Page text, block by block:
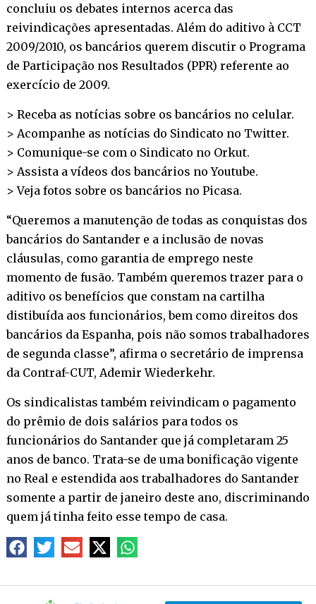
concluiu os debates internos acerca das
reivindicações apresentadas. Além do aditivo à CCT
2009/2010, os bancários querem discutir o Programa
de Participação nos Resultados (PPR) referente ao
exercício de 2009.
> Receba as notícias sobre os bancários no celular.
> Acompanhe as notícias do Sindicato no Twitter.
> Comunique-se com o Sindicato no Orkut.
> Assista a vídeos dos bancários noYoutube.
> Veja fotos sobre os bancários no Picasa.
“Queremos a manutenção de todas as conquistas dos
bancários do Santander e a inclusão de novas
cláusulas, como garantia de emprego neste
momento de fusão. Também queremos trazer para o
aditivo os benefícios que constam na cartilha
distibuída aos funcionários, bem como direitos dos
bancários da Espanha, pois não somos trabalhadores
de segunda classe”, afirma o secretário de imprensa
da Contraf-CUT, Ademir Wiederkehr.
Os sindicalistas também reivindicam o pagamento
do prêmio de dois salários para todos os
funcionários do Santander que já completaram 25
anos de banco. Trata-se de uma bonificação vigente
no Real e estendida aos trabalhadores do Santander
somente a partir de janeiro deste ano, discriminando
quem já tinha feito esse tempo de casa.